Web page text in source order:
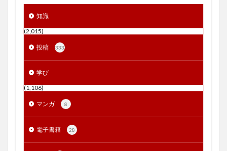
知識
(2,015)
投稿 333
学び
(1,106)
マンガ 8
電子書籍 28